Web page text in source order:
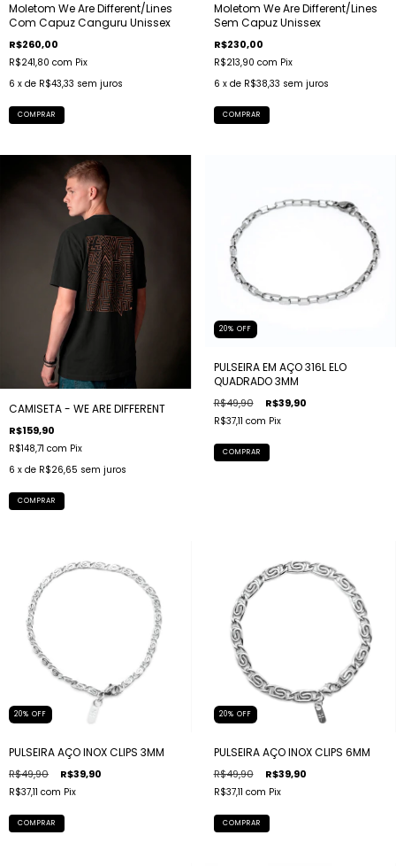
Moletom We Are Different/Lines
Com Capuz Canguru Unissex
R$260,00
R$241,80 com Pix
6 x de R$43,33 sem juros
COMPRAR
Moletom We Are Different/Lines
Sem Capuz Unissex
R$230,00
R$213,90 com Pix
6 x de R$38,33 sem juros
COMPRAR
CAMISETA - WE ARE DIFFERENT
R$159,90
R$148,71 com Pix
6 x de R$26,65 sem juros
COMPRAR
20% OFF
PULSEIRA EM AÇO 316L ELO
QUADRADO 3MM
R$49,90 R$39,90
R$37,11 com Pix
COMPRAR
20% OFF
PULSEIRA AÇO INOX CLIPS 3MM
R$49,90 R$39,90
R$37,11 com Pix
COMPRAR
20% OFF
PULSEIRA AÇO INOX CLIPS 6MM
R$49,90 R$39,90
R$37,11 com Pix
COMPRAR